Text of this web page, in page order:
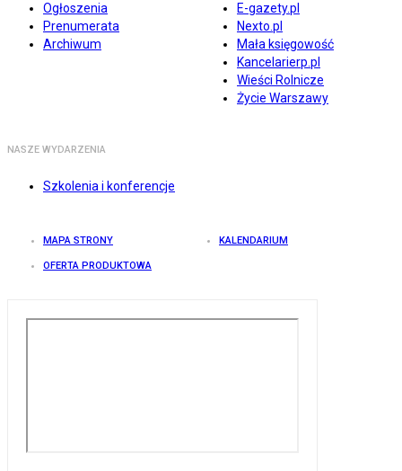
Ogłoszenia
Prenumerata
Archiwum
E-gazety.pl
Nexto.pl
Mała księgowość
Kancelarierp.pl
Wieści Rolnicze
Życie Warszawy
NASZE WYDARZENIA
Szkolenia i konferencje
MAPA STRONY KALENDARIUM
OFERTA PRODUKTOWA